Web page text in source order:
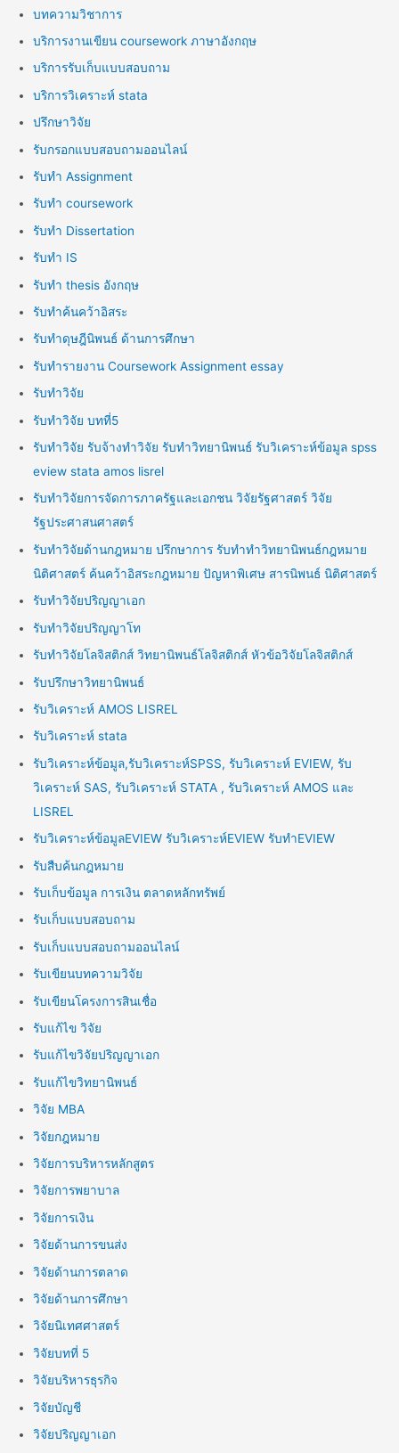
บทความวิชาการ
บริการงานเขียน coursework ภาษาอังกฤษ
บริการรับเก็บแบบสอบถาม
บริการวิเคราะห์ stata
ปรึกษาวิจัย
รับกรอกแบบสอบถามออนไลน์
รับทำ Assignment
รับทำ coursework
รับทำ Dissertation
รับทำ IS
รับทำ thesis อังกฤษ
รับทำค้นคว้าอิสระ
รับทำดุษฎีนิพนธ์ ด้านการศึกษา
รับทำรายงาน Coursework Assignment essay
รับทำวิจัย
รับทำวิจัย บทที่5
รับทำวิจัย รับจ้างทำวิจัย รับทำวิทยานิพนธ์ รับวิเคราะห์ข้อมูล spss
eview stata amos lisrel
รับทำวิจัยการจัดการภาครัฐและเอกชน วิจัยรัฐศาสตร์ วิจัย
รัฐประศาสนศาสตร์
รับทำวิจัยด้านกฎหมาย ปรึกษาการ รับทำทำวิทยานิพนธ์กฎหมาย
นิติศาสตร์ ค้นคว้าอิสระกฎหมาย ปัญหาพิเศษ สารนิพนธ์ นิติศาสตร์
รับทำวิจัยปริญญาเอก
รับทำวิจัยปริญญาโท
รับทำวิจัยโลจิสติกส์ วิทยานิพนธ์โลจิสติกส์ หัวข้อวิจัยโลจิสติกส์
รับปรึกษาวิทยานิพนธ์
รับวิเคราะห์ AMOS LISREL
รับวิเคราะห์ stata
รับวิเคราะห์ข้อมูล,รับวิเคราะห์SPSS, รับวิเคราะห์ EVIEW, รับ
วิเคราะห์ SAS, รับวิเคราะห์ STATA , รับวิเคราะห์ AMOS และ
LISREL
รับวิเคราะห์ข้อมูลEVIEW รับวิเคราะห์EVIEW รับทำEVIEW
รับสืบค้นกฎหมาย
รับเก็บข้อมูล การเงิน ตลาดหลักทรัพย์
รับเก็บแบบสอบถาม
รับเก็บแบบสอบถามออนไลน์
รับเขียนบทความวิจัย
รับเขียนโครงการสินเชื่อ
รับแก้ไข วิจัย
รับแก้ไขวิจัยปริญญาเอก
รับแก้ไขวิทยานิพนธ์
วิจัย MBA
วิจัยกฎหมาย
วิจัยการบริหารหลักสูตร
วิจัยการพยาบาล
วิจัยการเงิน
วิจัยด้านการขนส่ง
วิจัยด้านการตลาด
วิจัยด้านการศึกษา
วิจัยนิเทศศาสตร์
วิจัยบทที่ 5
วิจัยบริหารธุรกิจ
วิจัยบัญชี
วิจัยปริญญาเอก